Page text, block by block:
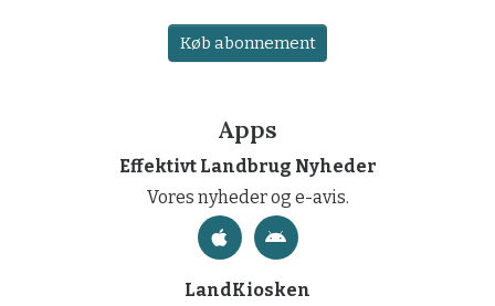
Køb abonnement
Apps
Effektivt Landbrug Nyheder
Vores nyheder og e-avis.
LandKiosken